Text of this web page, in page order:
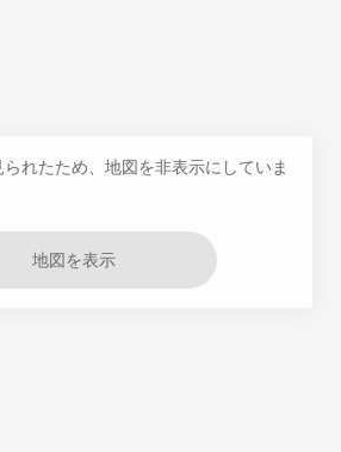
れたため、地図を非表示にしていま
地図を表示